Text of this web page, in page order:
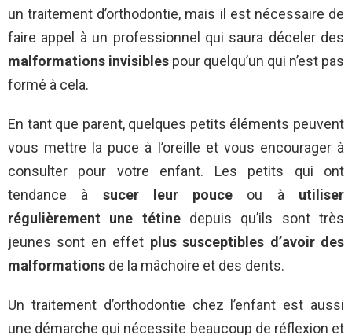
un traitement d’orthodontie, mais il est nécessaire de
faire appel à un professionnel qui saura déceler des
malformations invisibles pour quelqu’un qui n’est pas
formé à cela.
En tant que parent, quelques petits éléments peuvent
vous mettre la puce à l’oreille et vous encourager à
consulter pour votre enfant. Les petits qui ont
tendance à sucer leur pouce ou à utiliser
régulièrement une tétinedepuis qu’ils sont très
jeunes sont en effet plus susceptibles d’avoir des
malformations de la mâchoire et des dents.
Un traitement d’orthodontie chez l’enfant est aussi
une démarche qui nécessite beaucoup de réflexion et